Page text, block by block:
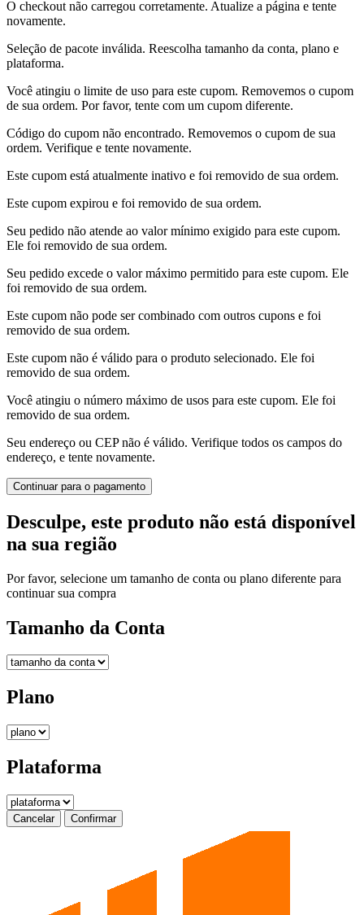
O checkout não carregou corretamente. Atualize a página e tente
novamente.
Seleção de pacote inválida. Reescolha tamanho da conta, plano e
plataforma.
Você atingiu o limite de uso para este cupom. Removemos o cupom
de sua ordem. Por favor, tente com um cupom diferente.
Código do cupom não encontrado. Removemos o cupom de sua
ordem. Verifique e tente novamente.
Este cupom está atualmente inativo e foi removido de sua ordem.
Este cupom expirou e foi removido de sua ordem.
Seu pedido não atende ao valor mínimo exigido para este cupom.
Ele foi removido de sua ordem.
Seu pedido excede o valor máximo permitido para este cupom. Ele
foi removido de sua ordem.
Este cupom não pode ser combinado com outros cupons e foi
removido de sua ordem.
Este cupom não é válido para o produto selecionado. Ele foi
removido de sua ordem.
Você atingiu o número máximo de usos para este cupom. Ele foi
removido de sua ordem.
Seu endereço ou CEP não é válido. Verifique todos os campos do
endereço, e tente novamente.
Continuar para o pagamento
Desculpe, este produto não está disponível
na sua região
Por favor, selecione um tamanho de conta ou plano diferente para
continuar sua compra
Tamanho da Conta
Plano
Plataforma
Cancelar Confirmar